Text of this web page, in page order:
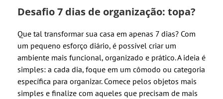
Desafio 7 dias de organização: topa?
Que tal transformar sua casa em apenas 7 dias? Com
um pequeno esforço diário, é possível criar um
ambiente mais funcional, organizado e prático. A ideia é
simples: a cada dia, foque em um cômodo ou categoria
específica para organizar. Comece pelos objetos mais
simples e finalize com aqueles que precisam de mais